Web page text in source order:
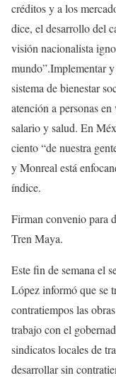
créditos y a los
dice, el desarrollo del
visión nacionalista
mundo”.Implementar
sistema de bienestar
atención a personas
salario y salud. En
ciento “de nuestra
y Monreal está
índice.
Firman convenio para
Tren Maya.
Este fin de semana el
López informó que se
contratiempos las
trabajo con el
sindicatos locales de
desarrollar sin